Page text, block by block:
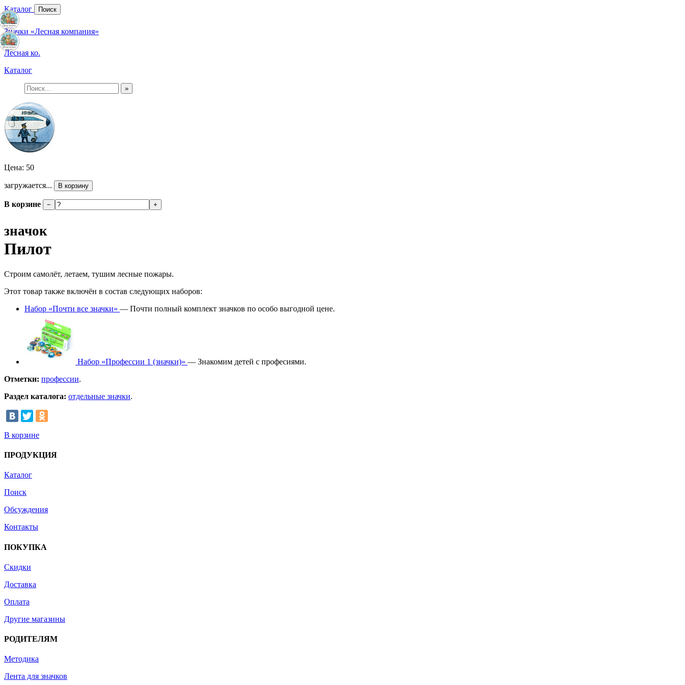
Каталог Поиск
Значки «Лесная компания»
Лесная ко.
Каталог
»
Цена: 50
загружается... В корзину
В корзине − +
значок
Пилот
Строим самолёт, летаем, тушим лесные пожары.
Этот товар также включён в состав следующих наборов:
Набор «Почти все значки» — Почти полный комплект значков по особо выгодной цене.
Набор «Профессии 1 (значки)» — Знакомим детей с професиями.
Отметки: профессии.
Раздел каталога: отдельные значки.
В корзине
ПРОДУКЦИЯ
Каталог
Поиск
Обсуждения
Контакты
ПОКУПКА
Скидки
Доставка
Оплата
Другие магазины
РОДИТЕЛЯМ
Методика
Лента для значков